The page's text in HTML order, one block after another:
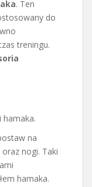
. Ten
do
treningu.
hamaka.
na
nogi. Taki
hamaka.